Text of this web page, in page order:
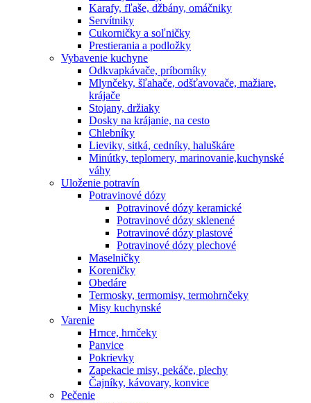
Karafy, fľaše, džbány, omáčniky
Servítniky
Cukorničky a soľničky
Prestierania a podložky
Vybavenie kuchyne
Odkvapkávače, príborníky
Mlynčeky, šľahače, odšťavovače, mažiare,
krájače
Stojany, držiaky
Dosky na krájanie, na cesto
Chlebníky
Lieviky, sitká, cedníky, haluškáre
Minútky, teplomery, marinovanie,kuchynské
váhy
Uloženie potravín
Potravinové dózy
Potravinové dózy keramické
Potravinové dózy sklenené
Potravinové dózy plastové
Potravinové dózy plechové
Maselničky
Koreničky
Obedáre
Termosky, termomisy, termohrnčeky
Misy kuchynské
Varenie
Hrnce, hrnčeky
Panvice
Pokrievky
Zapekacie misy, pekáče, plechy
Čajníky, kávovary, konvice
Pečenie